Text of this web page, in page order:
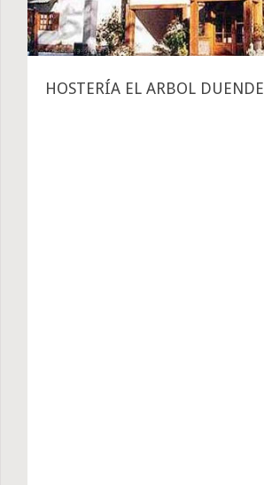
HOSTERÍA EL ARBOL DUENDE